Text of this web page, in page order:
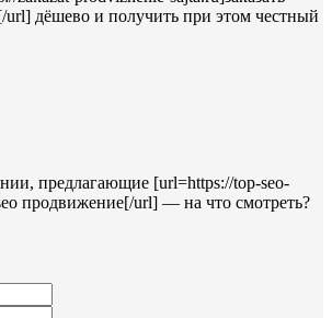
url] дёшево и получить при этом честный
предлагающие [url=https://top-seo-
продвижение[/url] — на что смотреть?